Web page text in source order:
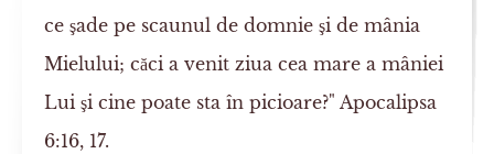
ce şade pe scaunul de domnie şi de mânia
Mielului; căci a venit ziua cea mare a mâniei
Lui şi cine poate sta în picioare?" Apocalipsa
6:16, 17.